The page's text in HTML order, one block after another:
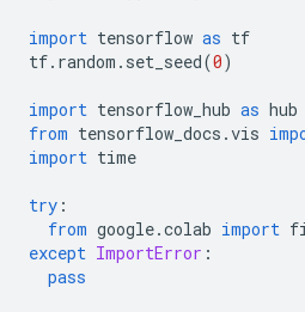
import tensorflow as tf
tf. random . set_seed(0)
import tensorflow_hub as hub
from tensorflow_docs .vis
import time
try :
from google.colab import
except ImportError :
pass